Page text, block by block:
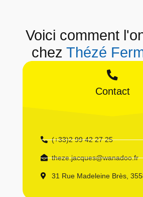
Voici comment
chez Thézé
Contact
(+33)2 99 42 27 25
theze.jacques@wanadoo.fr
31 Rue Madeleine Brès,